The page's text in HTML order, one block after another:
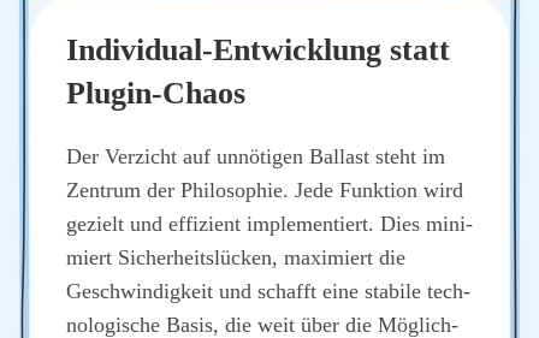
Indi­vi­du­al-Ent­wick­lung statt
Plug­in-Cha­os
Der Ver­zicht auf unnö­ti­gen Bal­last steht im
Zen­trum der Phi­lo­so­phie. Jede Funk­ti­on wird
gezielt und effi­zi­ent imple­men­tiert. Dies mini­
miert Sicher­heits­lü­cken, maxi­miert die
Geschwin­dig­keit und schafft eine sta­bi­le tech­
no­lo­gi­sche Basis, die weit über die Mög­lich­